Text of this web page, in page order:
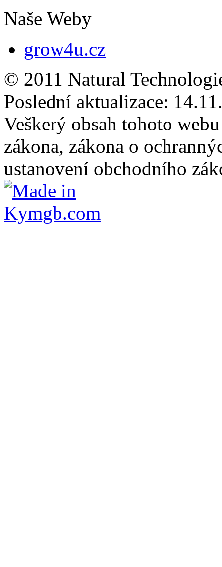
Naše Weby
grow4u.cz
© 2011 Natural
Poslední aktualizace:
Veškerý obsah tohoto
zákona, zákona o
ustanovení obchodního